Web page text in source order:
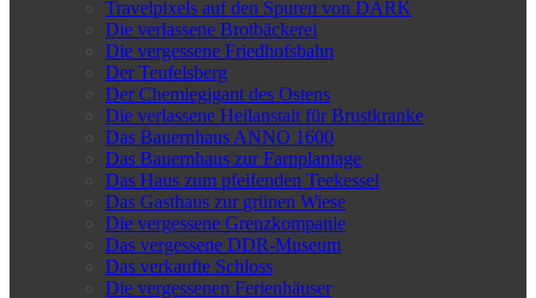
Travelpixels auf den Spuren von DARK
Die verlassene Brotbäckerei
Die vergessene Friedhofsbahn
Der Teufelsberg
Der Chemiegigant des Ostens
Die verlassene Heilanstalt für Brustkranke
Das Bauernhaus ANNO 1600
Das Bauernhaus zur Farnplantage
Das Haus zum pfeifenden Teekessel
Das Gasthaus zur grünen Wiese
Die vergessene Grenzkompanie
Das vergessene DDR-Museum
Das verkaufte Schloss
Die vergessenen Ferienhäuser